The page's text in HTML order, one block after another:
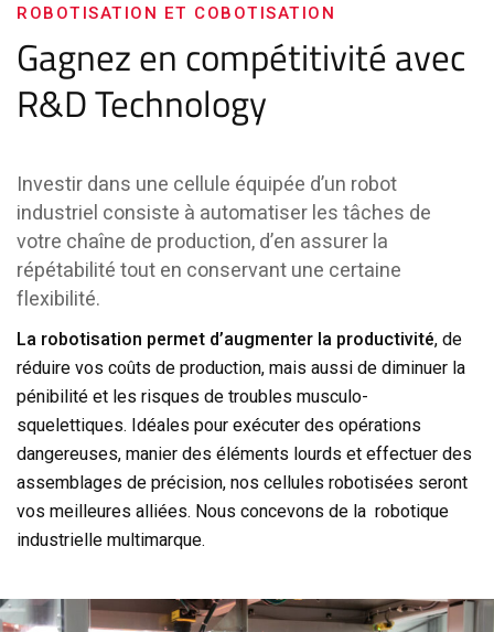
ROBOTISATION ET COBOTISATION
Gagnez en compétitivité avec
R&D Technology
Investir dans une cellule équipée d’un robot
industriel consiste à automatiser les tâches de
votre chaîne de production, d’en assurer la
répétabilité tout en conservant une certaine
flexibilité.
La robotisation permet d’augmenter la productivité, de
réduire vos coûts de production, mais aussi de diminuer la
pénibilité et les risques de troubles musculo-
squelettiques. Idéales pour exécuter des opérations
dangereuses, manier des éléments lourds et effectuer des
assemblages de précision, nos cellules robotisées seront
vos meilleures alliées. Nous concevons de la robotique
industrielle multimarque.